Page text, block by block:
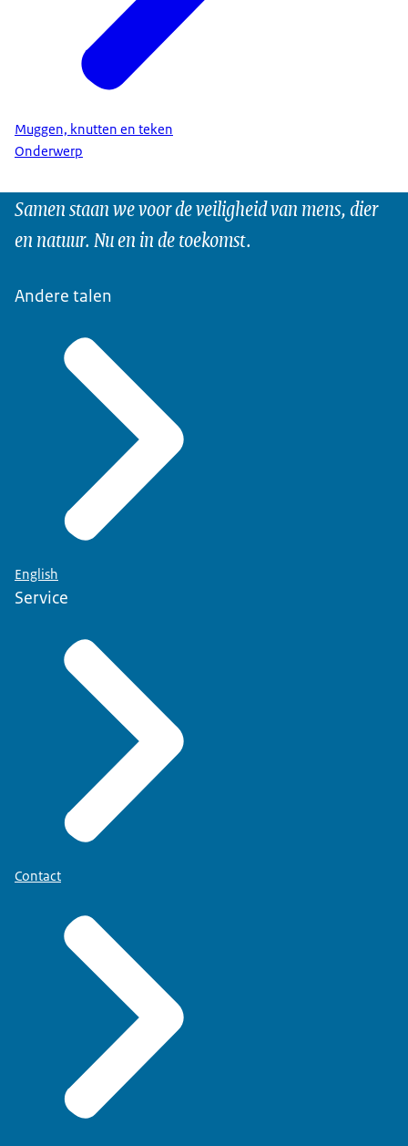
Muggen, knutten en teken
Onderwerp
Samen staan we voor de veiligheid van mens, dier
en natuur. Nu en in de toekomst.
Andere talen
English
Service
Contact